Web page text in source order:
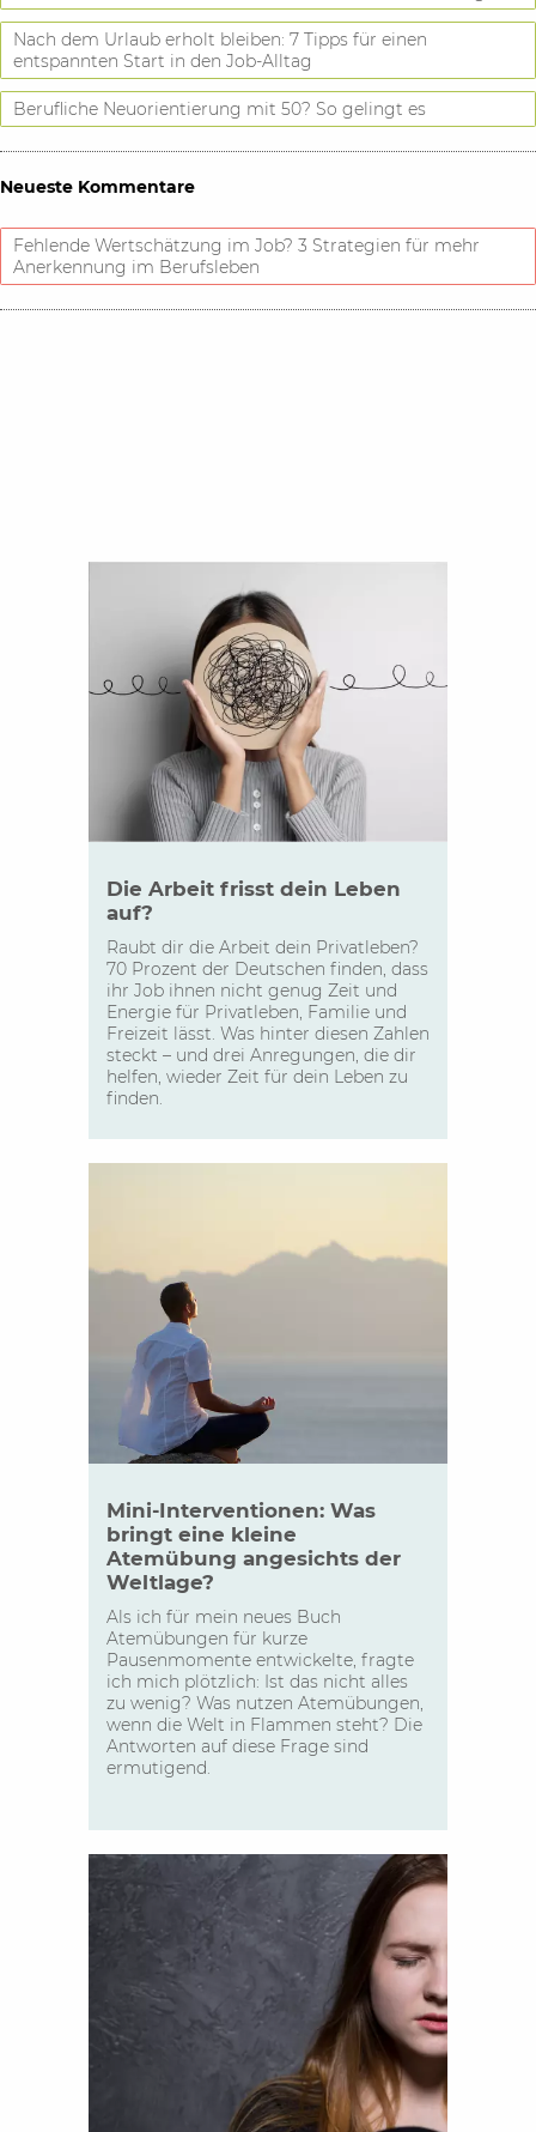
Nach dem Urlaub erholt bleiben: 7 Tipps für einen
entspannten Start in den Job-Alltag
Berufliche Neuorientierung mit 50? So gelingt es
Neueste Kommentare
Fehlende Wertschätzung im Job? 3 Strategien für mehr
Anerkennung im Berufsleben
Die Arbeit frisst dein Leben
auf?
Raubt dir die Arbeit dein Privatleben?
70 Prozent der Deutschen finden, dass
ihr Job ihnen nicht genug Zeit und
Energie für Privatleben, Familie und
Freizeit lässt. Was hinter diesen Zahlen
steckt – und drei Anregungen, die dir
helfen, wieder Zeit für dein Leben zu
finden.
Mini-Interventionen: Was
bringt eine kleine
Atemübung angesichts der
Weltlage?
Als ich für mein neues Buch
Atemübungen für kurze
Pausenmomente entwickelte, fragte
ich mich plötzlich: Ist das nicht alles
zu wenig? Was nutzen Atemübungen,
wenn die Welt in Flammen steht? Die
Antworten auf diese Frage sind
ermutigend.